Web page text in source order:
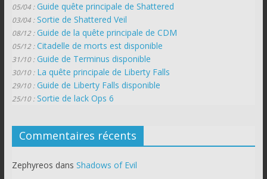
05/04 : Guide quête principale de Shattered
03/04 : Sortie de Shattered Veil
08/12 : Guide de la quête principale de CDM
05/12 : Citadelle de morts est disponible
31/10 : Guide de Terminus disponible
30/10 : La quête principale de Liberty Falls
29/10 : Guide de Liberty Falls disponible
25/10 : Sortie de lack Ops 6
Commentaires récents
Zephyreos dans Shadows of Evil